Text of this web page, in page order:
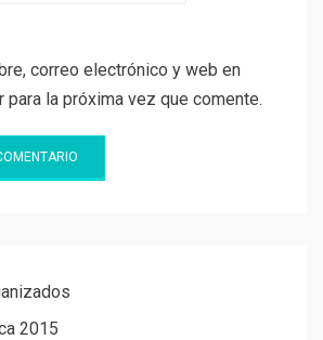
correo electrónico y web en
para la próxima vez que comente.
2015